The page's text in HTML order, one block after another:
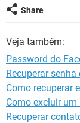
O teu código de
O teu código de
. Para nos
Facebook,
Cola este código
vez.
Share
Veja também:
Password do
Recuperar
Como recuperar
Como excluir
Recuperar